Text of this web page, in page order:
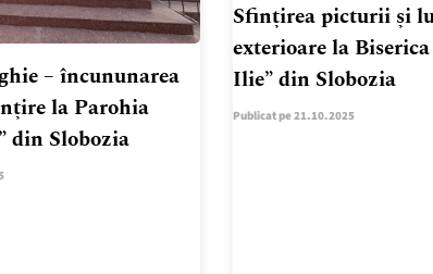
– încununarea
la Parohia
din Slobozia
Sfințirea picturii și
exterioare la
Ilie” din Slobozia
Publicat pe 21.10.2025